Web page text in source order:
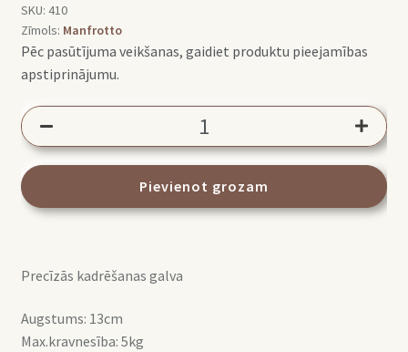
SKU: 410
Zīmols: Manfrotto
Pēc pasūtījuma veikšanas, gaidiet produktu pieejamības
apstiprinājumu.
Junior
head
Pievienot grozam
Precīzās kadrēšanas galva
Augstums: 13cm
Max.kravnesība: 5kg